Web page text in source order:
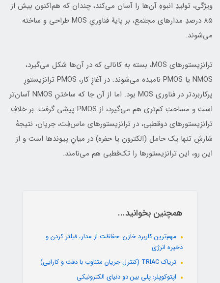
ویژگی، تولیدِ انبوهِ آن‌ها را آسان می‌کند، چندان که هم‌اکنون بیش از
۸۵ درصدِ مدارهای مجتمع، بر پایهٔ فناوریِ MOS طراحی و ساخته
می‌شوند.
ترانزیستورهای MOS، بسته به کانالی که در آن‌ها شکل می‌گیرد،
NMOS یا PMOS نامیده می‌شوند. در آغازِ کار، PMOS ترانزیستورِ
پرکاربردتر در فناوری MOS بود. اما از آن جا که ساختنِ NMOS آسان‌تر
است و مساحتِ کم‌تری هم می‌گیرد، از PMOS پیشی گرفت. بر خلافِ
ترانزیستورهای دوقطبی، در ترانزیستورهای ماس‌فِت، جریان، نتیجهٔ
شارشِ تنها یک حامل (الکترون یا حفره) در میانِ پیوندها است و از
این رو، این ترانزیستورها را تک‌قطبی هم می‌نامند.
همچنین بخوانید...
مهم‌ترین کاربرد خازن: حفاظت از مدار، فیلتر کردن و
ذخیره انرژی
تریاک TRIAC (کنترل جریان متناوب با دقت و کارایی)
اپتوکوپلر: پلی بین دو دنیای الکترونیکی